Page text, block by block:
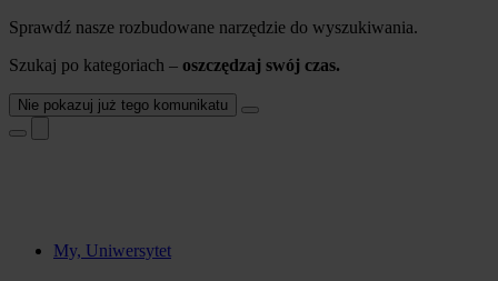
Sprawdź nasze rozbudowane narzędzie do wyszukiwania.
Szukaj po kategoriach – oszczędzaj swój czas.
Nie pokazuj już tego komunikatu
My, Uniwersytet